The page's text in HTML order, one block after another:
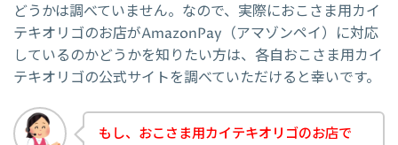
どうかは調べていません。なので、実際におこさま用カイ
テキオリゴのお店がAmazonPay（アマゾンペイ）に対応
しているのかどうかを知りたい方は、各自おこさま用カイ
テキオリゴの公式サイトを調べていただけると幸いです。
もし、おこさま用カイテキオリゴのお店で